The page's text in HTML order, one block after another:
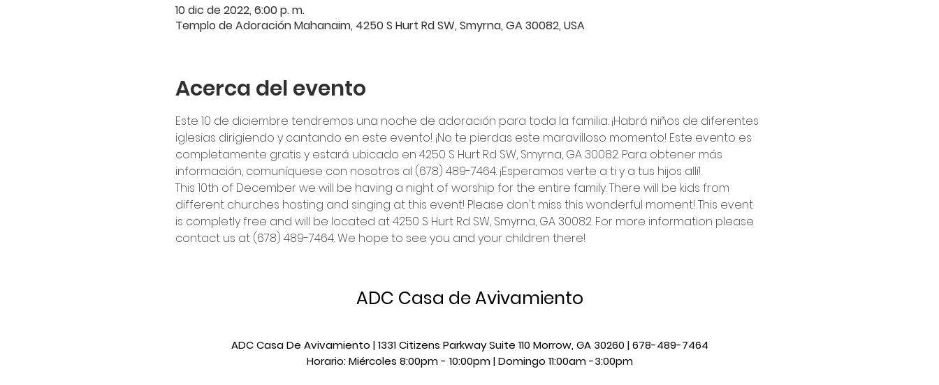
10 dic de 2022, 6:00 p. m.
Templo de Adoración Mahanaim, 4250 S Hurt Rd SW, Smyrna, GA 30082, USA
Acerca del evento
Este 10 de diciembre tendremos una noche de adoración para toda la familia. ¡Habrá niños de diferentes
iglesias dirigiendo y cantando en este evento! ¡No te pierdas este maravilloso momento! Este evento es
completamente gratis y estará ubicado en 4250 S Hurt Rd SW, Smyrna, GA 30082. Para obtener más
información, comuníquese con nosotros al (678) 489-7464. ¡Esperamos verte a ti y a tus hijos allí!
This 10th of December we will be having a night of worship for the entire family. There will be kids from
different churches hosting and singing at this event! Please don't miss this wonderful moment! This event
is completly free and will be located at 4250 S Hurt Rd SW, Smyrna, GA 30082. For more information please
contact us at (678) 489-7464. We hope to see you and your children there!
ADC Casa de Avivamiento
ADC Casa De Avivamiento | 1331 Citizens Parkway Suite 110 Morrow, GA 30260 | 678-489-7464
Horario: Miércoles 8:00pm - 10:00pm |​​ Domingo 11:00am -3:00pm